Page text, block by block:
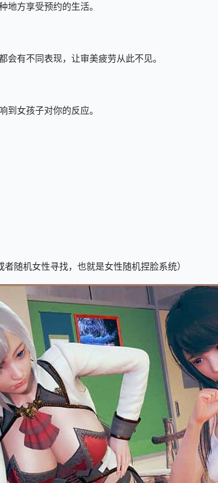
地方享受预约的生活。
有不同表现，让审美疲劳从此不见。
到女孩子对你的反应。
随机女性寻找，也就是女性随机捏脸系统）